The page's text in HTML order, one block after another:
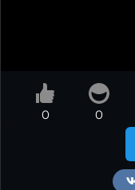
0 0